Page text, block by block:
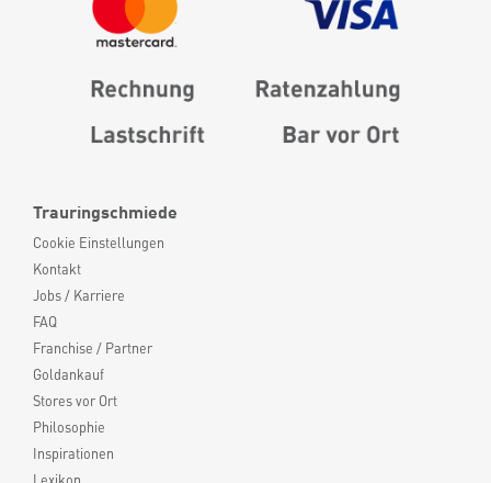
Trauringschmiede
Cookie Einstellungen
Kontakt
Jobs / Karriere
FAQ
Franchise / Partner
Goldankauf
Stores vor Ort
Philosophie
Inspirationen